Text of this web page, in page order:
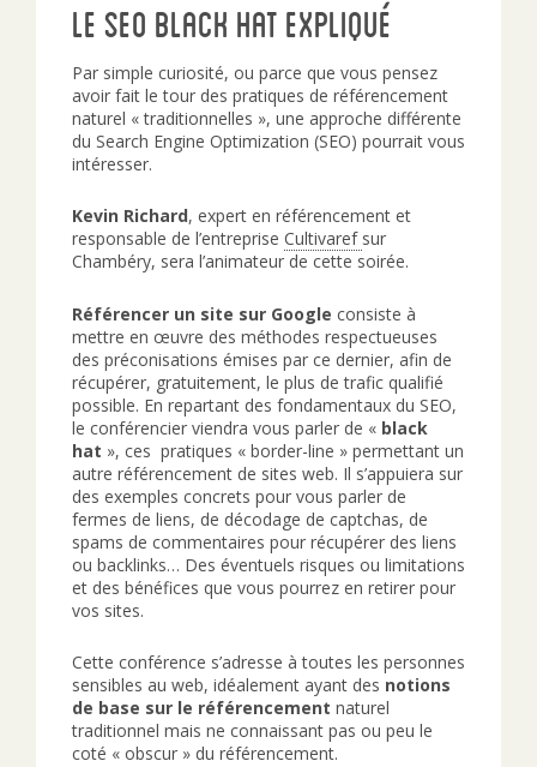
Le SEO Black Hat expliqué
Par simple curiosité, ou parce que vous pensez
avoir fait le tour des pratiques de référencement
naturel « traditionnelles », une approche différente
du Search Engine Optimization (SEO) pourrait vous
intéresser.
Kevin Richard, expert en référencement et
responsable de l’entreprise Cultivaref sur
Chambéry, sera l’animateur de cette soirée.
Référencer un site sur Google consiste à
mettre en œuvre des méthodes respectueuses
des préconisations émises par ce dernier, afin de
récupérer, gratuitement, le plus de trafic qualifié
possible. En repartant des fondamentaux du SEO,
le conférencier viendra vous parler de « black
hat », ces pratiques « border-line » permettant un
autre référencement de sites web. Il s’appuiera sur
des exemples concrets pour vous parler de
fermes de liens, de décodage de captchas, de
spams de commentaires pour récupérer des liens
ou backlinks… Des éventuels risques ou limitations
et des bénéfices que vous pourrez en retirer pour
vos sites.
Cette conférence s’adresse à toutes les personnes
sensibles au web, idéalement ayant des notions
de base sur le référencement naturel
traditionnel mais ne connaissant pas ou peu le
coté « obscur » du référencement.